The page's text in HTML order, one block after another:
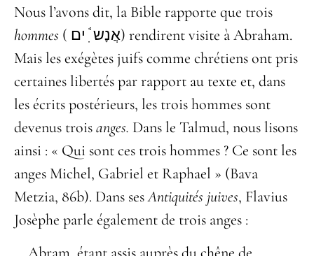
Nous l’avons dit, la Bible rapporte que trois
hommes ( אֲנָש ִׁ֔ ים) rendirent visite à Abraham.
Mais les exégètes juifs comme chrétiens ont pris
certaines libertés par rapport au texte et, dans
les écrits postérieurs, les trois hommes sont
devenus troisanges. Dans le Talmud, nous lisons
ainsi : « Qui sont ces trois hommes ? Ce sont les
anges Michel, Gabriel et Raphael » (Bava
Metzia, 86b). Dans sesAntiquités juives, Flavius
Josèphe parle également de trois anges :